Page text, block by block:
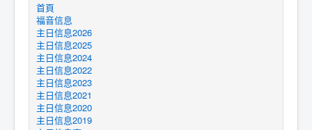
首頁
福音信息
主日信息2026
主日信息2025
主日信息2024
主日信息2022
主日信息2023
主日信息2021
主日信息2020
主日信息2019